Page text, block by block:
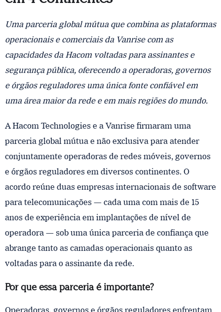
Uma parceria global mútua que combina as plataformas
operacionais e comerciais da Vanrise com as
capacidades da Hacom voltadas para assinantes e
segurança pública, oferecendo a operadoras, governos
e órgãos reguladores uma única fonte confiável em
uma área maior da rede e em mais regiões do mundo.
A Hacom Technologies e a Vanrise firmaram uma
parceria global mútua e não exclusiva para atender
conjuntamente operadoras de redes móveis, governos
e órgãos reguladores em diversos continentes. O
acordo reúne duas empresas internacionais de software
para telecomunicações — cada uma com mais de 15
anos de experiência em implantações de nível de
operadora — sob uma única parceria de confiança que
abrange tanto as camadas operacionais quanto as
voltadas para o assinante da rede.
Por que essa parceria é importante?